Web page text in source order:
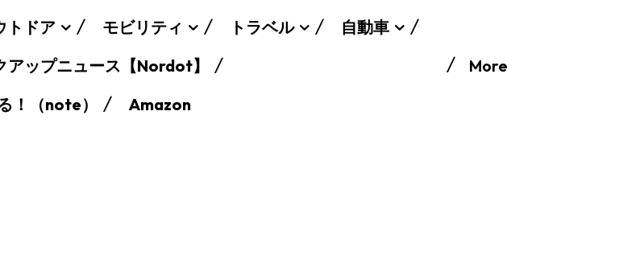
トドア モビリティ トラベル
自動車
アップニュース【Nordot】
！（note）
Amazon
More